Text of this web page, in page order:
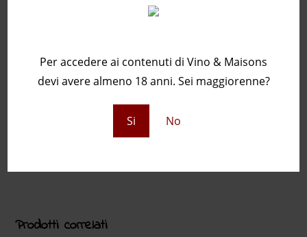
Per accedere ai contenuti di Vino & Maisons
devi avere almeno 18 anni. Sei maggiorenne?
Si No
Recensioni
Ancora non ci sono recensioni.
Solamente clienti che hanno effettuato l'accesso ed
hanno acquistato questo prodotto possono lasciare
Prodotti correlati